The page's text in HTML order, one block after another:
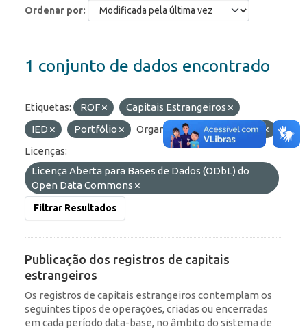
Ordenar por
1 conjunto de dados encontrado
Etiquetas: ROF
Capitais Estrangeiros
IED
Portfólio Organizações:
BCB/Dstat
Licenças:
Licença Aberta para Bases de Dados (ODbL) do
Open Data Commons
Filtrar Resultados
Publicação dos registros de capitais
estrangeiros
Os registros de capitais estrangeiros contemplam os
seguintes tipos de operações, criadas ou encerradas
em cada período data-base, no âmbito do sistema de